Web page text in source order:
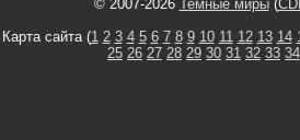
© 2007-2026 Темные миры(
Карта сайта (1 2 3 4 5 6 7 8 9 10 11 12 13 14
25 26 27 28 29 30 31 32 33 34